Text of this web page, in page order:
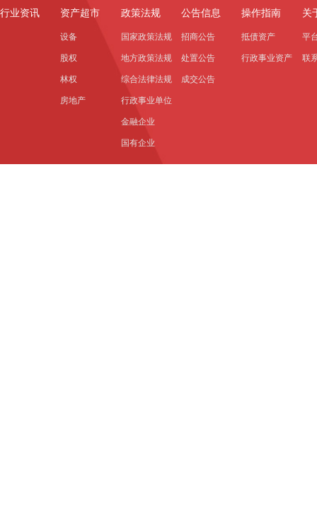
行业资讯 资产超市
设备
股权
林权
房地产
政策法规
国家政策法规
地方政策法规
综合法律法规
行政事业单位
金融企业
国有企业
公告信息
招商公告
处置公告
成交公告
操作指南
抵债资产
行政事业资产
关
平
联